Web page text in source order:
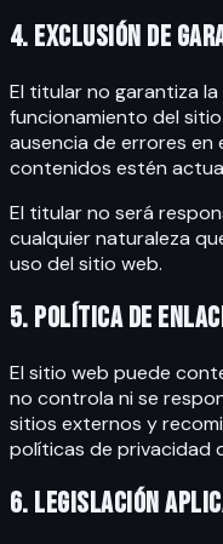
4. Exclusión de
El titular no garantiza
funcionamiento del
ausencia de errores en
contenidos estén
El titular no será
cualquier naturaleza
uso del sitio web.
5. Política de
El sitio web puede
no controla ni se
sitios externos y
políticas de privacidad
6. Legislación